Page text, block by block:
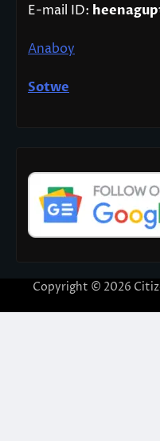
E-mail ID:
Anaboy
Sotwe
Copyright © 2026